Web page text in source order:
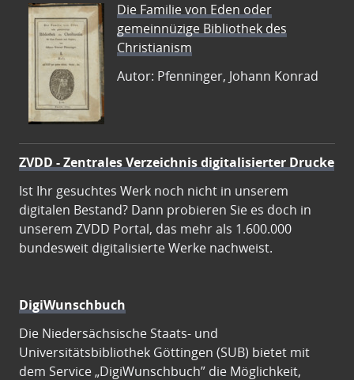
Die Familie von Eden oder
gemeinnüzige Bibliothek des
Christianism
Autor: Pfenninger, Johann Konrad
ZVDD - Zentrales Verzeichnis digitalisierter Drucke
Ist Ihr gesuchtes Werk noch nicht in unserem
digitalen Bestand? Dann probieren Sie es doch in
unserem ZVDD Portal, das mehr als 1.600.000
bundesweit digitalisierte Werke nachweist.
DigiWunschbuch
Die Niedersächsische Staats- und
Universitätsbibliothek Göttingen (SUB) bietet mit
dem Service „DigiWunschbuch” die Möglichkeit,